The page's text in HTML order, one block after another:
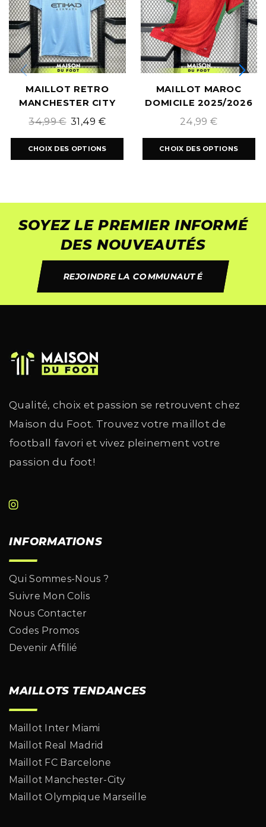
MAILLOT RETRO
MANCHESTER CITY
DOMICILE 2011/2012
34,99€ 31,49 €
CHOIX DES OPTIONS
MAILLOT MAROC
DOMICILE 2025/2026
24,99 €
CHOIX DES OPTIONS
SOYEZ LE PREMIER INFORMÉ
DES NOUVEAUTÉS
REJOINDRE LA COMMUNAUTÉ
Qualité, choix et passion se retrouvent chez
Maison du Foot. Trouvez votre maillot de
football favori et vivez pleinement votre
passion du foot!
INFORMATIONS
Qui Sommes-Nous ?
Suivre Mon Colis
Nous Contacter
Codes Promos
Devenir Affilié
MAILLOTS TENDANCES
Maillot Inter Miami
Maillot Real Madrid
Maillot FC Barcelone
Maillot Manchester-City
Maillot Olympique Marseille